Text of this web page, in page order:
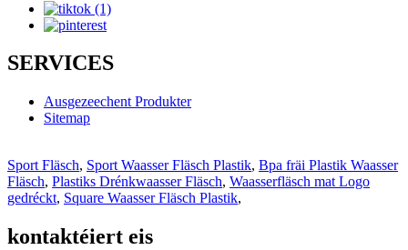
SERVICES
Ausgezeechent Produkter
Sitemap
Sport Fläsch, Sport Waasser Fläsch Plastik, Bpa fräi Plastik Waasser
Fläsch, Plastiks Drénkwaasser Fläsch, Waasserfläsch mat Logo
gedréckt, Square Waasser Fläsch Plastik,
kontaktéiert eis